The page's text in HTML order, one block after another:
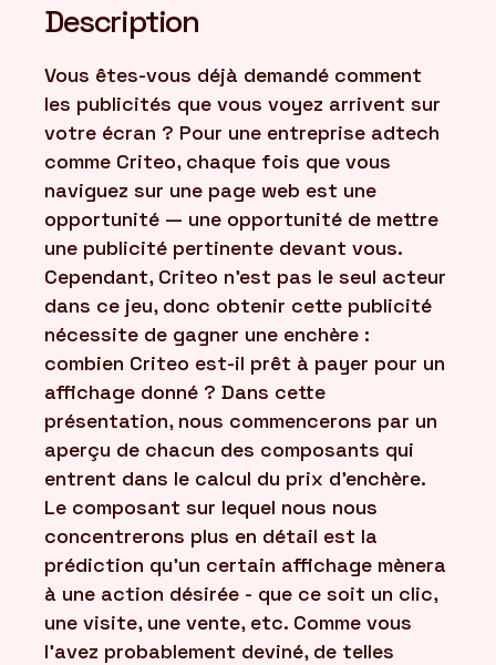
Description
Vous êtes-vous déjà demandé comment
les publicités que vous voyez arrivent sur
votre écran ? Pour une entreprise adtech
comme Criteo, chaque fois que vous
naviguez sur une page web est une
opportunité — une opportunité de mettre
une publicité pertinente devant vous.
Cependant, Criteo n'est pas le seul acteur
dans ce jeu, donc obtenir cette publicité
nécessite de gagner une enchère :
combien Criteo est-il prêt à payer pour un
affichage donné ? Dans cette
présentation, nous commencerons par un
aperçu de chacun des composants qui
entrent dans le calcul du prix d'enchère.
Le composant sur lequel nous nous
concentrerons plus en détail est la
prédiction qu'un certain affichage mènera
à une action désirée - que ce soit un clic,
une visite, une vente, etc. Comme vous
l'avez probablement deviné, de telles